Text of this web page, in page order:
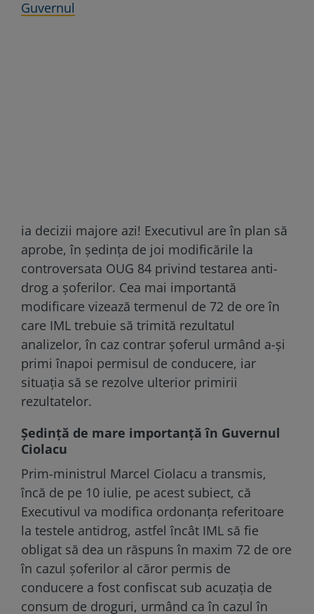
Guvernul
ia decizii majore azi! Executivul are în plan să
aprobe, în şedinţa de joi modificările la
controversata OUG 84 privind testarea anti-
drog a șoferilor. Cea mai importantă
modificare vizează termenul de 72 de ore în
care IML trebuie să trimită rezultatul
analizelor, în caz contrar șoferul urmând a-și
primi înapoi permisul de conducere, iar
situația să se rezolve ulterior primirii
rezultatelor.
Ședință de mare importanță în Guvernul
Ciolacu
Prim-ministrul Marcel Ciolacu a transmis,
încă de pe 10 iulie, pe acest subiect, că
Executivul va modifica ordonanţa referitoare
la testele antidrog, astfel încât IML să fie
obligat să dea un răspuns în maxim 72 de ore
în cazul şoferilor al căror permis de
conducere a fost confiscat sub acuzaţia de
consum de droguri, urmând ca în cazul în